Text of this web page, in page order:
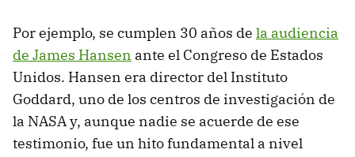
Por ejemplo, se cumplen 30 años de la audiencia
de James Hansen ante el Congreso de Estados
Unidos. Hansen era director del Instituto
Goddard, uno de los centros de investigación de
la NASA y, aunque nadie se acuerde de ese
testimonio, fue un hito fundamental a nivel